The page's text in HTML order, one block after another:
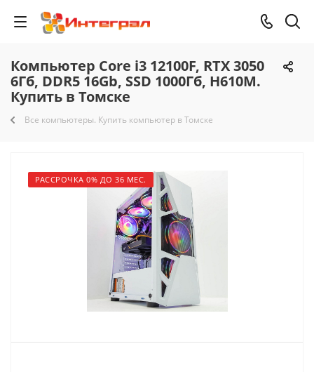
Компьютер Core i3 12100F, RTX 3050
6Гб, DDR5 16Gb, SSD 1000Гб, H610M.
Купить в Томске
Все компьютеры. Купить компьютер в Томске
РАССРОЧКА 0% ДО 36 МЕС.